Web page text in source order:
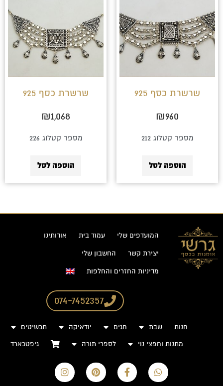
שרשרת כסף 925
₪960
מספר קטלוג 212
הוספה לסל
שרשרת כסף 925
₪1,068
מספר קטלוג 226
הוספה לסל
המועדפים שלי עמוד בית אודותינו
יצירת קשר החשבון שלי
מדיניות החזרים והחלפות
074-7452357
חנות שבת חגים יודאיקה
תכשיטים
מתנות וחפצי נוי
לספרי תורה גיפטכארד
W
h
F
a
P
i
I
n